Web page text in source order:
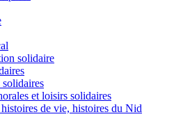
solidaire
solidaires
et loisirs solidaires
de vie, histoires du Nid